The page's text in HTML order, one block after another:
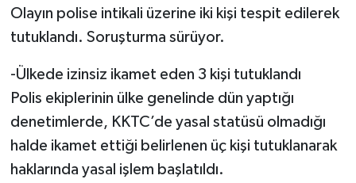
Olayın polise intikali üzerine iki kişi tespit edilerek
tutuklandı. Soruşturma sürüyor.
-Ülkede izinsiz ikamet eden 3 kişi tutuklandı
Polis ekiplerinin ülke genelinde dün yaptığı
denetimlerde, KKTC’de yasal statüsü olmadığı
halde ikamet ettiği belirlenen üç kişi tutuklanarak
haklarında yasal işlem başlatıldı.